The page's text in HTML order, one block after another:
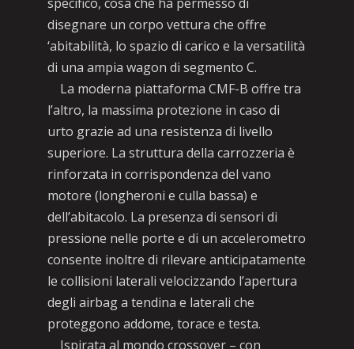
disegnare un corpo vettura che offre
‘abitabilità, lo spazio di carico e la versatilità
di una ampia wagon di segmento C.
La moderna piattaforma CMF-B offre tra
l’altro, la massima protezione in caso di
urto grazie ad una resistenza di livello
superiore. La struttura della carrozzeria è
rinforzata in corrispondenza del vano
motore (longheroni e culla bassa) e
dell’abitacolo. La presenza di sensori di
pressione nelle porte e di un accelerometro
consente inoltre di rilevare anticipatamente
le collisioni laterali velocizzando l’apertura
degli airbag a tendina e laterali che
proteggono addome, torace e testa.
Ispirata al mondo crossover – con